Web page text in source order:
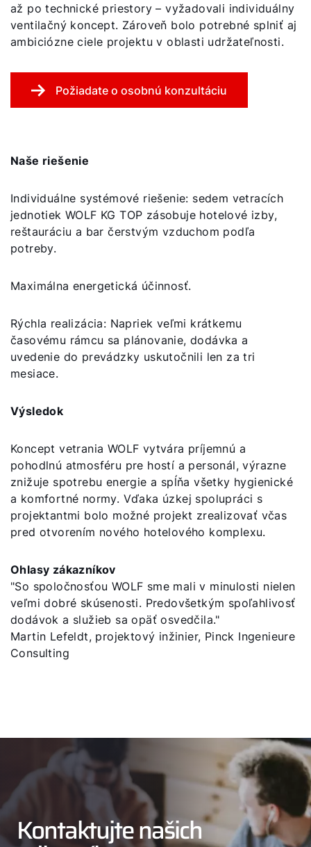
až po technické priestory – vyžadovali individuálny
ventilačný koncept. Zároveň bolo potrebné splniť aj
ambiciózne ciele projektu v oblasti udržateľnosti.
Požiadate o osobnú konzultáciu
Naše riešenie
Individuálne systémové riešenie: sedem vetracích
jednotiek WOLF KG TOP zásobuje hotelové izby,
reštauráciu a bar čerstvým vzduchom podľa
potreby.
Maximálna energetická účinnosť.
Rýchla realizácia: Napriek veľmi krátkemu
časovému rámcu sa plánovanie, dodávka a
uvedenie do prevádzky uskutočnili len za tri
mesiace.
Výsledok
Koncept vetrania WOLF vytvára príjemnú a
pohodlnú atmosféru pre hostí a personál, výrazne
znižuje spotrebu energie a spĺňa všetky hygienické
a komfortné normy. Vďaka úzkej spolupráci s
projektantmi bolo možné projekt zrealizovať včas
pred otvorením nového hotelového komplexu.
Ohlasy zákazníkov
"So spoločnosťou WOLF sme mali v minulosti nielen
veľmi dobré skúsenosti. Predovšetkým spoľahlivosť
dodávok a služieb sa opäť osvedčila."
Martin Lefeldt, projektový inžinier, Pinck Ingenieure
Consulting
Kontaktujte našich